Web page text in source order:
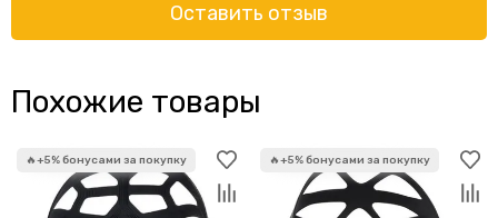
Оставить отзыв
Похожие товары